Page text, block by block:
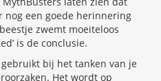
nog een goede herinnering
zwemt moeiteloos
is de conclusie.
bij het tanken van je
Het wordt op